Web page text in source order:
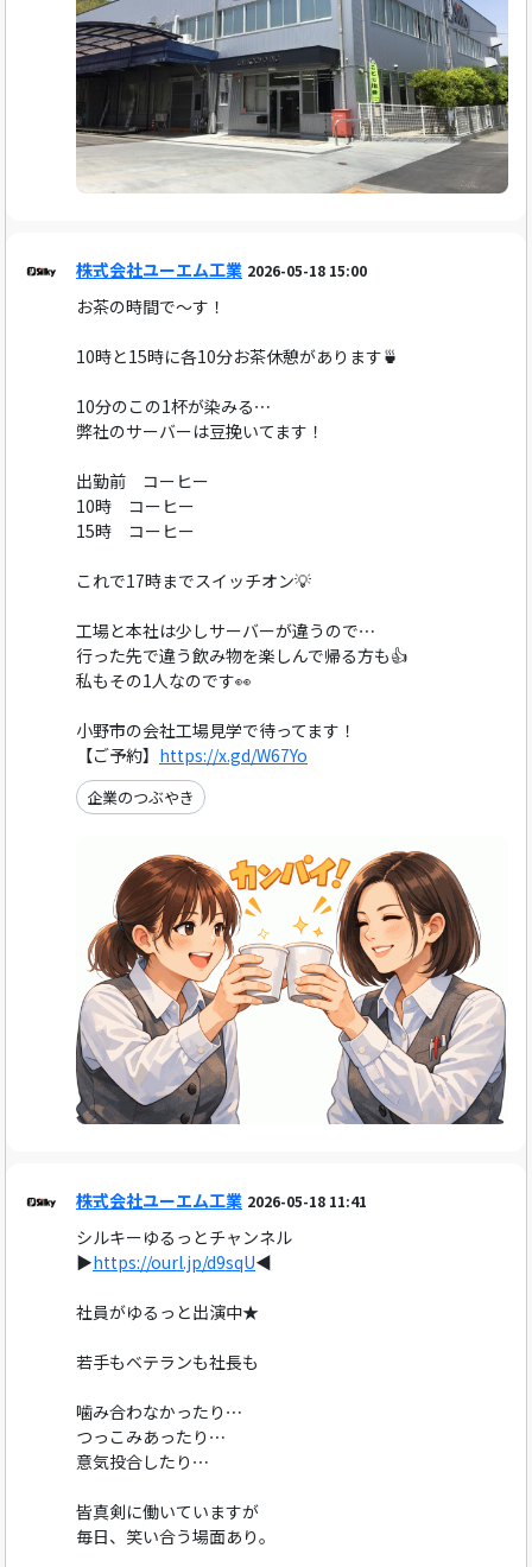
株式会社ユーエム工業 2026-05-18 15:00
お茶の時間で～す！
10時と15時に各10分お茶休憩があります🍵
10分のこの1杯が染みる⋯
弊社のサーバーは豆挽いてます！
出勤前 コーヒー
10時 コーヒー
15時 コーヒー
これで17時までスイッチオン💡
工場と本社は少しサーバーが違うので⋯
行った先で違う飲み物を楽しんで帰る方も👍️
私もその1人なのです👀
小野市の会社工場見学で待ってます！
【ご予約】 https://x.gd/W67Yo
企業のつぶやき
株式会社ユーエム工業 2026-05-18 11:41
シルキーゆるっとチャンネル
▶https://ourl.jp/d9sqU◀
社員がゆるっと出演中★
若手もベテランも社長も
噛み合わなかったり⋯
つっこみあったり⋯
意気投合したり⋯
皆真剣に働いていますが
毎日、笑い合う場面あり。